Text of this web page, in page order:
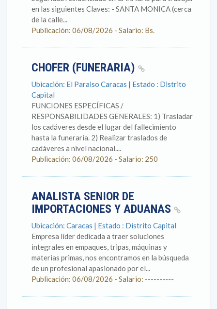
en las siguientes Claves: - SANTA MONICA (cerca
de la calle...
Publicación: 06/08/2026 - Salario: Bs.
CHOFER (FUNERARIA)
Ubicación: El Paraiso Caracas | Estado : Distrito
Capital
FUNCIONES ESPECÍFICAS /
RESPONSABILIDADES GENERALES: 1) Trasladar
los cadáveres desde el lugar del fallecimiento
hasta la funeraria. 2) Realizar traslados de
cadáveres a nivel nacional....
Publicación: 06/08/2026 - Salario: 250
ANALISTA SENIOR DE
IMPORTACIONES Y ADUANAS
Ubicación: Caracas | Estado : Distrito Capital
Empresa líder dedicada a traer soluciones
integrales en empaques, tripas, máquinas y
materias primas, nos encontramos en la búsqueda
de un profesional apasionado por el...
Publicación: 06/08/2026 - Salario: ----------